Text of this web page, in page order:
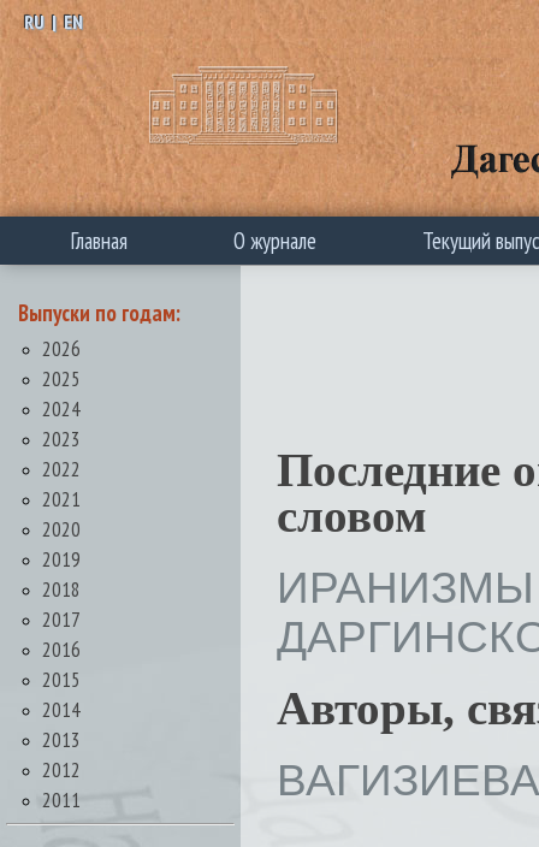
RU | EN
Главная О журнале Текущий
Выпуски по годам:
2026
2025
2024
2023
2022
2021
2020
2019
2018
2017
2016
2015
2014
2013
2012
2011
Последние
словом
Авторы,
ВАГИЗИЕВА